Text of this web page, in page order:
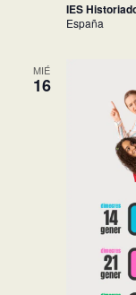
IES
España
MIÉ
16